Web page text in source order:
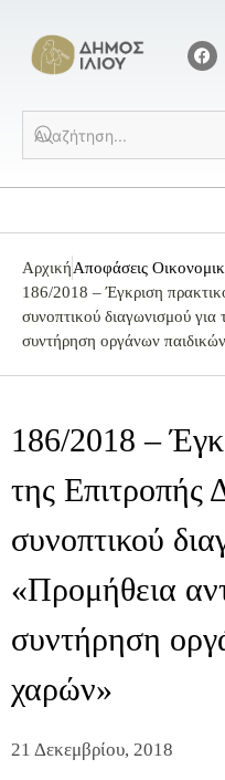
ΑρχικήΑποφάσεις
186/2018 – Έγκριση
συνοπτικού διαγωνισμού
συντήρηση οργάνων
186/2018 –
της Επιτροπής
συνοπτικού
«Προμήθεια
συντήρηση
χαρών»
21 Δεκεμβρίου, 2018